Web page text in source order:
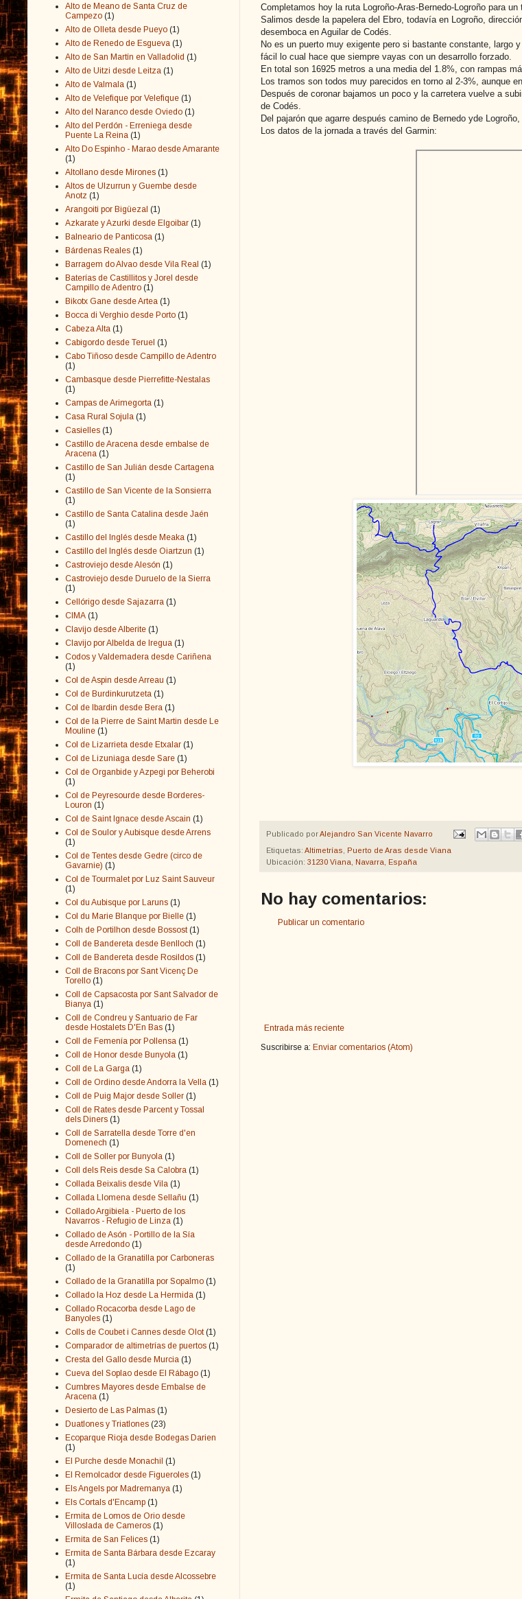
Completamos hoy la ruta Logroño-Aras-Bernedo-Logroño para
Salimos desde la papelera del Ebro, todavía en Logroño,
desemboca en Aguilar de Codés.
No es un puerto muy exigente pero si bastante constante,
fácil lo cual hace que siempre vayas con un desarrollo forzado.
En total son 16925 metros a una media del 1.8%, con rampas
Los tramos son todos muy parecidos en torno al 2-3%, aunque
Después de coronar bajamos un poco y la carretera vuelve a
de Codés.
Del pajarón que agarre después camino de Bernedo yde
Los datos de la jornada a través del Garmin:
Publicado porAlejandro San Vicente Navarro
Etiquetas: Altimetrías
Puerto de Aras desde Viana
Ubicación: 31230 Viana, Navarra, España
No hay comentarios:
Publicar un comentario
Entrada más reciente
Suscribirse a: Enviar comentarios (Atom)
Alto de Meano de Santa Cruz de
Campezo (1)
Alto de Olleta desde Pueyo (1)
Alto de Renedo de Esgueva (1)
Alto de San Martín en Valladolid (1)
Alto de Uitzi desde Leitza (1)
Alto de Valmala (1)
Alto de Velefique por Velefique (1)
Alto del Naranco desde Oviedo (1)
Alto del Perdón - Erreniega desde
Puente La Reina (1)
Alto Do Espinho - Marao desde Amarante
(1)
Altollano desde Mirones (1)
Altos de Ulzurrun y Guembe desde
Anotz (1)
Arangoiti por Bigüezal (1)
Azkarate y Azurki desde Elgoibar (1)
Balneario de Panticosa (1)
Bárdenas Reales (1)
Barragem do Alvao desde Vila Real (1)
Baterías de Castillitos y Jorel desde
Campillo de Adentro (1)
Bikotx Gane desde Artea (1)
Bocca di Verghio desde Porto (1)
Cabeza Alta (1)
Cabigordo desde Teruel (1)
Cabo Tiñoso desde Campillo de Adentro
(1)
Cambasque desde Pierrefitte-Nestalas
(1)
Campas de Arimegorta (1)
Casa Rural Sojula (1)
Casielles (1)
Castillo de Aracena desde embalse de
Aracena (1)
Castillo de San Julián desde Cartagena
(1)
Castillo de San Vicente de la Sonsierra
(1)
Castillo de Santa Catalina desde Jaén
(1)
Castillo del Inglés desde Meaka (1)
Castillo del Inglés desde Oiartzun (1)
Castroviejo desde Alesón (1)
Castroviejo desde Duruelo de la Sierra
(1)
Cellórigo desde Sajazarra (1)
CIMA (1)
Clavijo desde Alberite (1)
Clavijo por Albelda de Iregua (1)
Codos y Valdemadera desde Cariñena
(1)
Col de Aspin desde Arreau (1)
Col de Burdinkurutzeta (1)
Col de Ibardin desde Bera (1)
Col de la Pierre de Saint Martin desde Le
Mouline (1)
Col de Lizarrieta desde Etxalar (1)
Col de Lizuniaga desde Sare (1)
Col de Organbide y Azpegi por Beherobi
(1)
Col de Peyresourde desde Borderes-
Louron (1)
Col de Saint Ignace desde Ascain (1)
Col de Soulor y Aubisque desde Arrens
(1)
Col de Tentes desde Gedre (circo de
Gavarnie) (1)
Col de Tourmalet por Luz Saint Sauveur
(1)
Col du Aubisque por Laruns (1)
Col du Marie Blanque por Bielle (1)
Colh de Portilhon desde Bossost (1)
Coll de Bandereta desde Benlloch (1)
Coll de Bandereta desde Rosildos (1)
Coll de Bracons por Sant Vicenç De
Torello (1)
Coll de Capsacosta por Sant Salvador de
Bianya (1)
Coll de Condreu y Santuario de Far
desde Hostalets D'En Bas (1)
Coll de Femenía por Pollensa (1)
Coll de Honor desde Bunyola (1)
Coll de La Garga (1)
Coll de Ordino desde Andorra la Vella (1)
Coll de Puig Major desde Soller (1)
Coll de Rates desde Parcent y Tossal
dels Diners (1)
Coll de Sarratella desde Torre d'en
Domenech (1)
Coll de Soller por Bunyola (1)
Coll dels Reis desde Sa Calobra (1)
Collada Beixalis desde Vila (1)
Collada Llomena desde Sellañu (1)
Collado Argibiela - Puerto de los
Navarros - Refugio de Linza (1)
Collado de Asón - Portillo de la Sía
desde Arredondo (1)
Collado de la Granatilla por Carboneras
(1)
Collado de la Granatilla por Sopalmo (1)
Collado la Hoz desde La Hermida (1)
Collado Rocacorba desde Lago de
Banyoles (1)
Colls de Coubet i Cannes desde Olot (1)
Comparador de altimetrías de puertos (1)
Cresta del Gallo desde Murcia (1)
Cueva del Soplao desde El Rábago (1)
Cumbres Mayores desde Embalse de
Aracena (1)
Desierto de Las Palmas (1)
Duatlones y Triatlones (23)
Ecoparque Rioja desde Bodegas Darien
(1)
El Purche desde Monachil (1)
El Remolcador desde Figueroles (1)
Els Angels por Madremanya (1)
Els Cortals d'Encamp (1)
Ermita de Lomos de Orio desde
Villoslada de Cameros (1)
Ermita de San Felices (1)
Ermita de Santa Bárbara desde Ezcaray
(1)
Ermita de Santa Lucía desde Alcossebre
(1)